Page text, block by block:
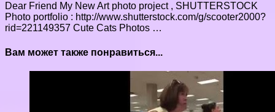
Dear Friend My New Art photo project , SHUTTERSTOCK
Photo portfolio : http://www.shutterstock.com/g/scooter2000?
rid=221149357 Cute Cats Photos …
Вам может также понравиться...